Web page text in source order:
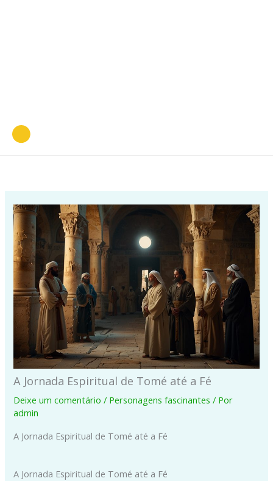
A Jornada Espiritual de Tomé até a Fé
Deixe um comentário / Personagens fascinantes / Por
admin
A Jornada Espiritual de Tomé até a Fé
A Jornada Espiritual de Tomé até a Fé